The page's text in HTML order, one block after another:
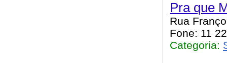
Pra que
Rua
Fone: 11
Categoria: